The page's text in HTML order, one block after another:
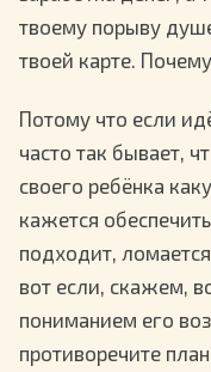
твоему порыву
твоей карте.
Потому что если
часто так бывает,
своего ребёнка
кажется
подходит,
вот если, скажем,
пониманием его
противоречите